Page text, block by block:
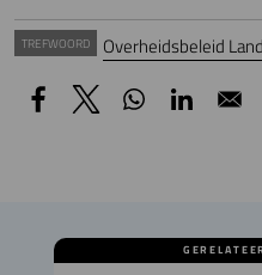
TREFWOORD Overheidsbeleid